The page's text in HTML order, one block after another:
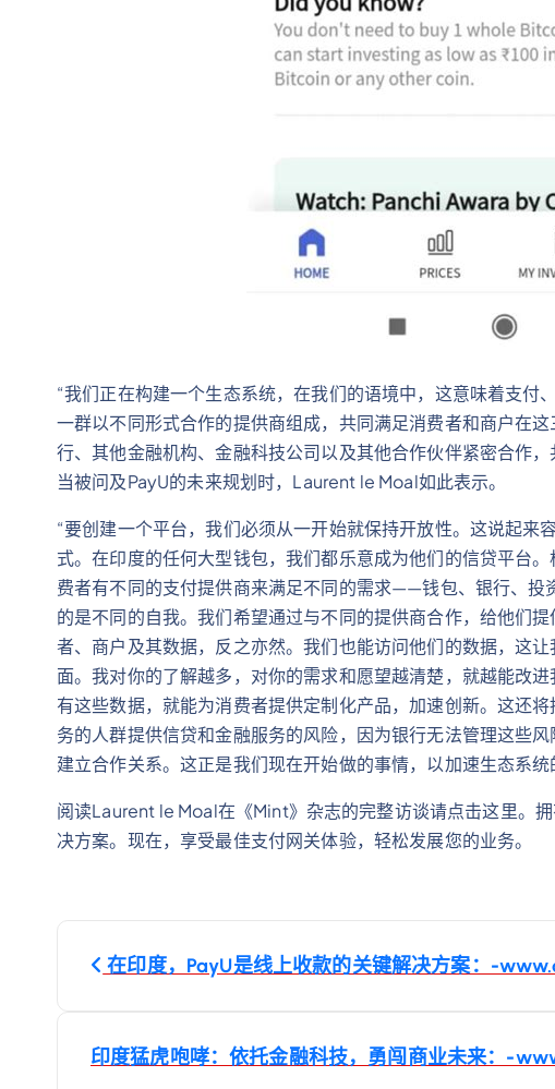
“我们正在构建一个生态系统，在我们的语境中，这意味着支付
一群以不同形式合作的提供商组成，共同满足消费者和商户在
行、其他金融机构、金融科技公司以及其他合作伙伴紧密合作
当被问及PayU的未来规划时，Laurent le Moal如此表示。
“要创建一个平台，我们必须从一开始就保持开放性。这说起来
式。在印度的任何大型钱包，我们都乐意成为他们的信贷平台
费者有不同的支付提供商来满足不同的需求——钱包、银行、投
的是不同的自我。我们希望通过与不同的提供商合作，给他们
者、商户及其数据，反之亦然。我们也能访问他们的数据，这
面。我对你的了解越多，对你的需求和愿望越清楚，就越能改
有这些数据，就能为消费者提供定制化产品，加速创新。这还
务的人群提供信贷和金融服务的风险，因为银行无法管理这些
建立合作关系。这正是我们现在开始做的事情，以加速生态系统
阅读Laurent le Moal在《Mint》杂志的完整访谈请点击这里。
决方案。现在，享受最佳支付网关体验，轻松发展您的业务。
文
导
在印度，PayU是线上收款的关键解决方案：-
印度猛虎咆哮：依托金融科技，勇闯商业未来：-